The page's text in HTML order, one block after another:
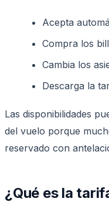
Acepta
Compra los
Cambia los
Descarga la
Las disponibilidades
del vuelo porque
reservado con
¿Qué es la